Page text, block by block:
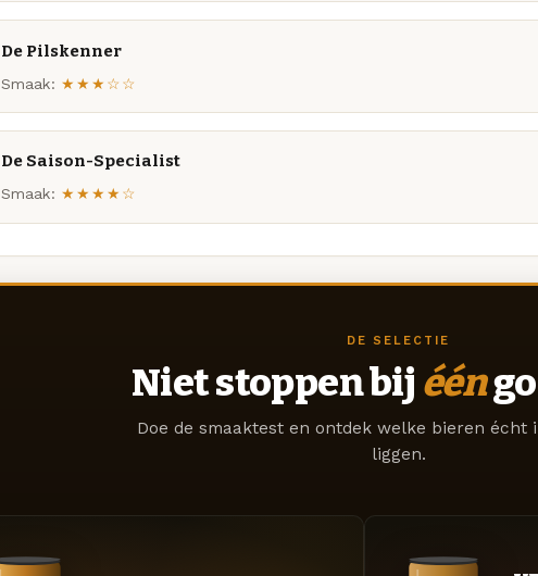
De Pilskenner
Smaak: ★★★☆☆
De Saison-Specialist
Smaak: ★★★★☆
DE SELECTIE
Niet stoppen bij één
Doe de smaaktest en ontdek welke bieren écht
liggen.